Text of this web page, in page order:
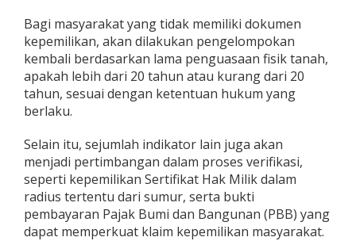
Bagi masyarakat yang tidak memiliki dokumen
kepemilikan, akan dilakukan pengelompokan
kembali berdasarkan lama penguasaan fisik tanah,
apakah lebih dari 20 tahun atau kurang dari 20
tahun, sesuai dengan ketentuan hukum yang
berlaku.
Selain itu, sejumlah indikator lain juga akan
menjadi pertimbangan dalam proses verifikasi,
seperti kepemilikan Sertifikat Hak Milik dalam
radius tertentu dari sumur, serta bukti
pembayaran Pajak Bumi dan Bangunan (PBB) yang
dapat memperkuat klaim kepemilikan masyarakat.